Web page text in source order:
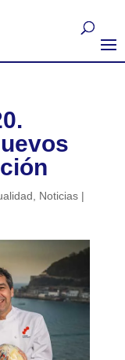
Noticias|